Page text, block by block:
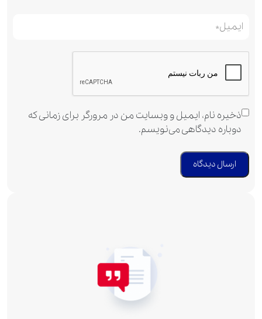
ذخیره نام، ایمیل و وبسایت من در مرورگر برای زمانی که
دوباره دیدگاهی می‌نویسم.